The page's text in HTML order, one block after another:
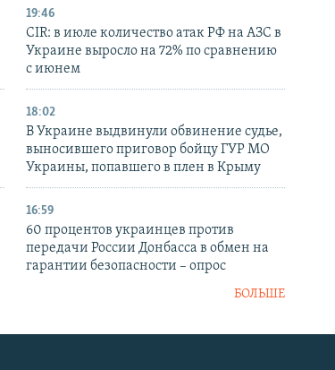
19:46
CIR: в июле количество атак РФ на АЗС в
Украине выросло на 72% по сравнению
с июнем
18:02
В Украине выдвинули обвинение судье,
выносившего приговор бойцу ГУР МО
Украины, попавшего в плен в Крыму
16:59
60 процентов украинцев против
передачи России Донбасса в обмен на
гарантии безопасности – опрос
БОЛЬШЕ